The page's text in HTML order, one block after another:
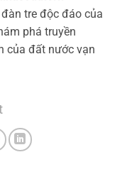
tre độc đáo của
phá truyền
của đất nước vạn